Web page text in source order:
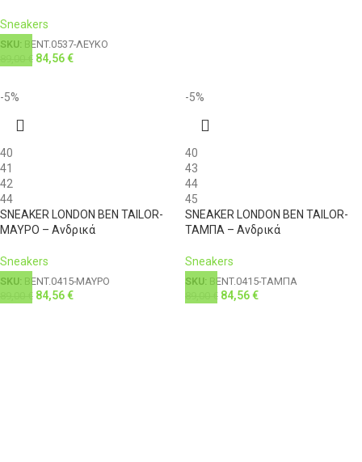
Sneakers
SKU: BENT.0537-ΛΕΥΚΟ
€ 84,56€
-5%
40
41
42
44
SNEAKER LONDON BEN TAILOR-
ΜΑΥΡΟ – Ανδρικά
Sneakers
SKU: BENT.0415-ΜΑΥΡΟ
€ 84,56€
-5%
40
43
44
45
SNEAKER LONDON BEN TAILOR-
ΤΑΜΠΑ – Ανδρικά
Sneakers
SKU: BENT.0415-ΤΑΜΠΑ
€ 84,56€